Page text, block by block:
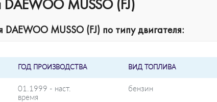
MUSSO (FJ)
MUSSO (FJ) по типу двигателя:
ГОД ПРОИЗВОДСТВА ВИД ТОПЛИВА
01.1999 - наст.
время
бензин